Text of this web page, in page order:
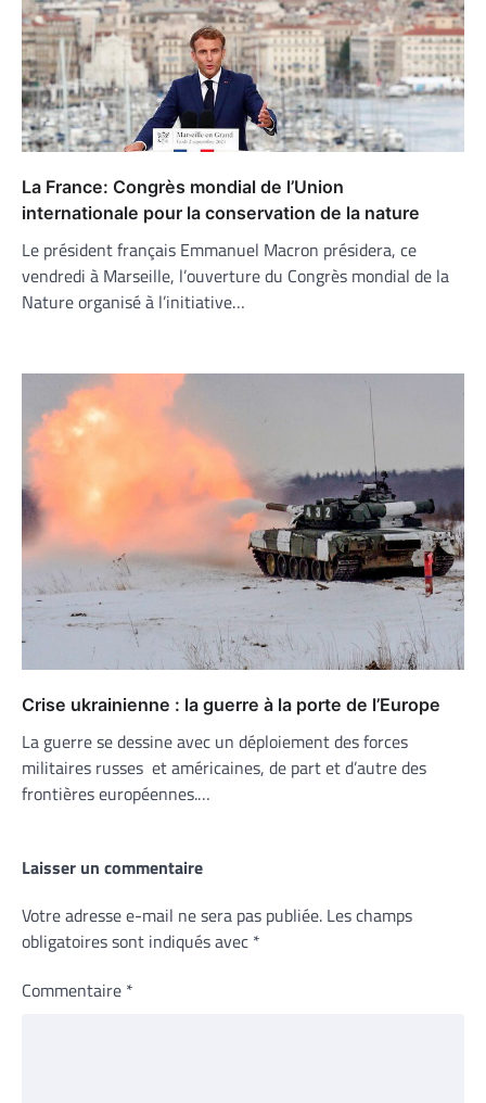
La France: Congrès mondial de l’Union
internationale pour la conservation de la nature
Le président français Emmanuel Macron présidera, ce
vendredi à Marseille, l’ouverture du Congrès mondial de la
Nature organisé à l’initiative…
Crise ukrainienne : la guerre à la porte de l’Europe
La guerre se dessine avec un déploiement des forces
militaires russes et américaines, de part et d’autre des
frontières européennes.…
Laisser un commentaire
Votre adresse e-mail ne sera pas publiée. Les champs
obligatoires sont indiqués avec *
Commentaire *